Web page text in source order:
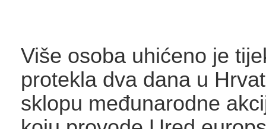
Više osoba uhićeno je
protekla dva dana u
sklopu međunarodne